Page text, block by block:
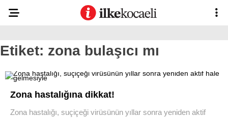
Etiket: zona bulaşıcı mı
Zona hastalığına dikkat!
Zona hastalığı, suçiçeği virüsünün yıllar sonra yeniden aktif